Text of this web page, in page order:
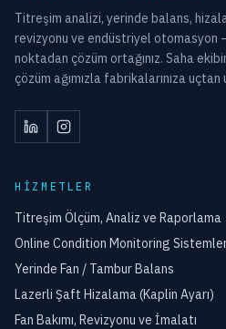
Titreşim analizi, yerinde balans,
revizyonu ve endüstriyel otomasyon
noktadan çözüm ortağınız. Saha
çözüm ağımızla fabrikalarınıza
HIZMETLER
Titreşim Ölçüm, Analiz ve Raporlama
Online Condition Monitoring
Yerinde Fan / Tambur Balans
Lazerli Şaft Hizalama (Kaplin Ayarı)
Fan Bakımı, Revizyonu ve İmalatı